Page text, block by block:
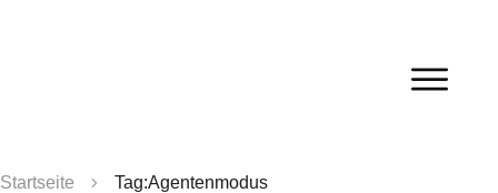
Startseite Tag:Agentenmodus